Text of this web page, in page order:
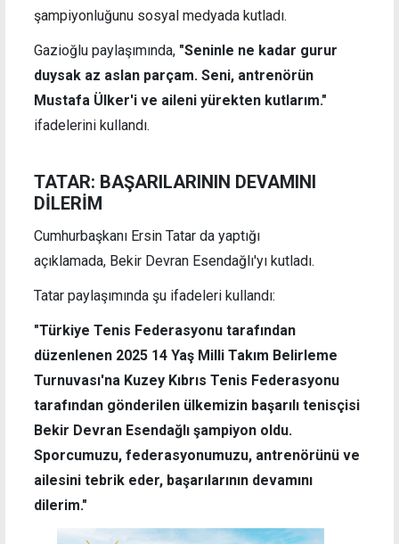
şampiyonluğunu sosyal medyada kutladı.
Gazioğlu paylaşımında, "Seninle ne kadar gurur
duysak az aslan parçam. Seni, antrenörün
Mustafa Ülker'i ve aileni yürekten kutlarım."
ifadelerini kullandı.
TATAR: BAŞARILARININ DEVAMINI
DİLERİM
Cumhurbaşkanı Ersin Tatar da yaptığı
açıklamada, Bekir Devran Esendağlı'yı kutladı.
Tatar paylaşımında şu ifadeleri kullandı:
"Türkiye Tenis Federasyonu tarafından
düzenlenen 2025 14 Yaş Milli Takım Belirleme
Turnuvası'na Kuzey Kıbrıs Tenis Federasyonu
tarafından gönderilen ülkemizin başarılı tenisçisi
Bekir Devran Esendağlı şampiyon oldu.
Sporcumuzu, federasyonumuzu, antrenörünü ve
ailesini tebrik eder, başarılarının devamını
dilerim."